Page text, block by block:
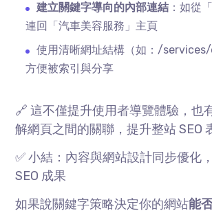
建立關鍵字導向的內部連結 ：如從
連回「汽車美容服務」主頁
使用清晰網址結構（如：/
方便被索引與分享
🔗 這不僅提升使用者導覽體驗，也
解網頁之間的關聯，提升整站SEO
✅ 小結：內容與網站設計同步優化
SEO 成果
如果說關鍵字策略決定你的網站能